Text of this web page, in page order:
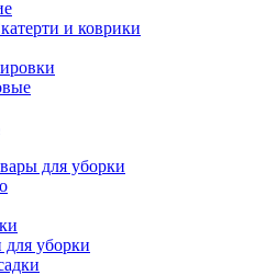
и коврики
для уборки
для уборки